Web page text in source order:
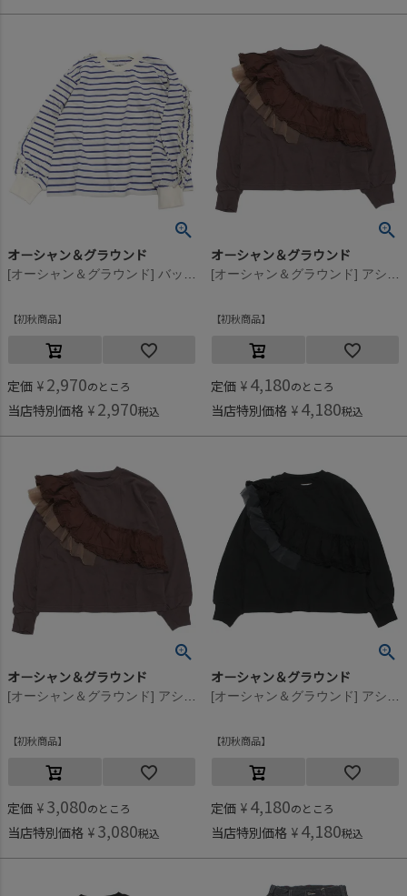
オーシャン＆グラウンド
初秋商品
定価 ¥ 2,970のところ
当店特別価格 ¥ 2,970税込
オーシャン＆グラウンド
初秋商品
定価 ¥ 4,180のところ
当店特別価格 ¥ 4,180税込
オーシャン＆グラウンド
初秋商品
定価 ¥ 3,080のところ
当店特別価格 ¥ 3,080税込
オーシャン＆グラウンド
初秋商品
定価 ¥ 4,180のところ
当店特別価格 ¥ 4,180税込